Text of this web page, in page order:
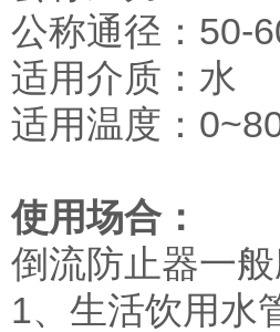
公称通径：50-
适用介质：水
适用温度：
使用场合：
倒流防止器一
1、生活饮用水